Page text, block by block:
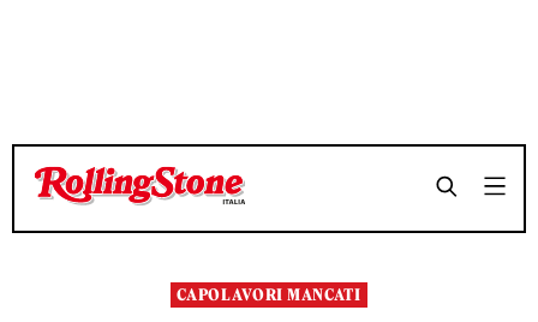
TEMPO DI LETTURA 11 MINUTI SHARE
TEMPO DI LETTURA 11 MINUTI SHARE
CAPOLAVORI MANCATI